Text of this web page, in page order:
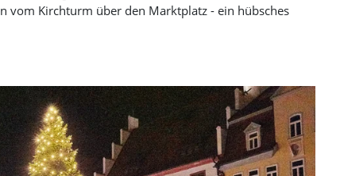
vom Kirchturm über den Marktplatz - ein hübsches